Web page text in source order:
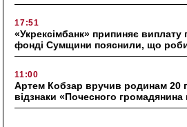
17:51
«Укрексімбанк» припиняє виплату
фонді Сумщини пояснили, що
11:00
Артем Кобзар вручив родинам 20
відзнаки «Почесного громадянина